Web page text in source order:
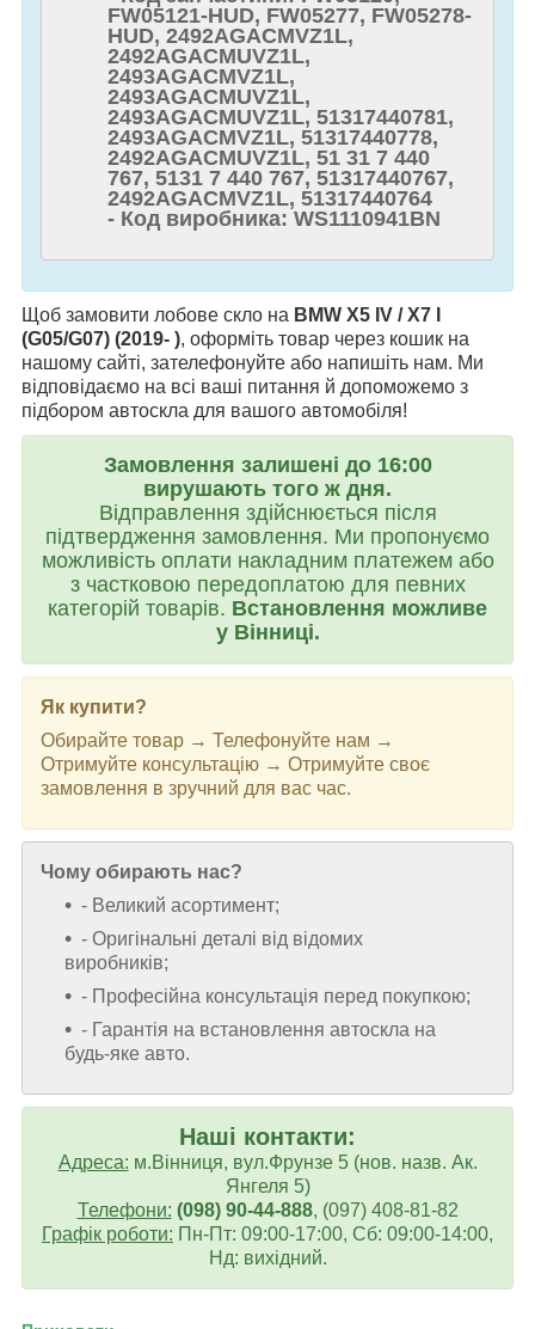
FW05121-HUD, FW05277, FW05278-
HUD, 2492AGACMVZ1L,
2492AGACMUVZ1L,
2493AGACMVZ1L,
2493AGACMUVZ1L,
2493AGACMUVZ1L, 51317440781,
2493AGACMVZ1L, 51317440778,
2492AGACMUVZ1L, 51 31 7 440
767, 5131 7 440 767, 51317440767,
2492AGACMVZ1L, 51317440764
- Код виробника: WS1110941BN
Щоб замовити лобове скло на BMW X5 IV / X7 I
(G05/G07) (2019- ), оформіть товар через кошик на
нашому сайті, зателефонуйте або напишіть нам. Ми
відповідаємо на всі ваші питання й допоможемо з
підбором автоскла для вашого автомобіля!
Замовлення залишені до 16:00
вирушають того ж дня.
Відправлення здійснюється після
підтвердження замовлення. Ми пропонуємо
можливість оплати накладним платежем або
з частковою передоплатою для певних
категорій товарів. Встановлення можливе
у Вінниці.
Як купити?
Обирайте товар → Телефонуйте нам →
Отримуйте консультацію → Отримуйте своє
замовлення в зручний для вас час.
Чому обирають нас?
- Великий асортимент;
- Оригінальні деталі від відомих
виробників;
- Професійна консультація перед покупкою;
- Гарантія на встановлення автоскла на
будь-яке авто.
Наші контакти:
Адреса: м.Вінниця, вул.Фрунзе 5 (нов. назв. Ак.
Янгеля 5)
Телефони: (098) 90-44-888, (097) 408-81-82
Графік роботи: Пн-Пт: 09:00-17:00, Сб: 09:00-14:00,
Нд: вихідний.